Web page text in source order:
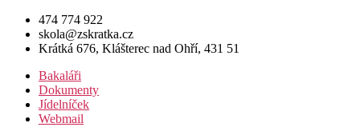
Přejít
obsahu
474 774 922
skola@zskratka.cz
Krátká 676, Klášterec nad Ohří, 431 51
Bakaláři
Dokumenty
Jídelníček
Webmail